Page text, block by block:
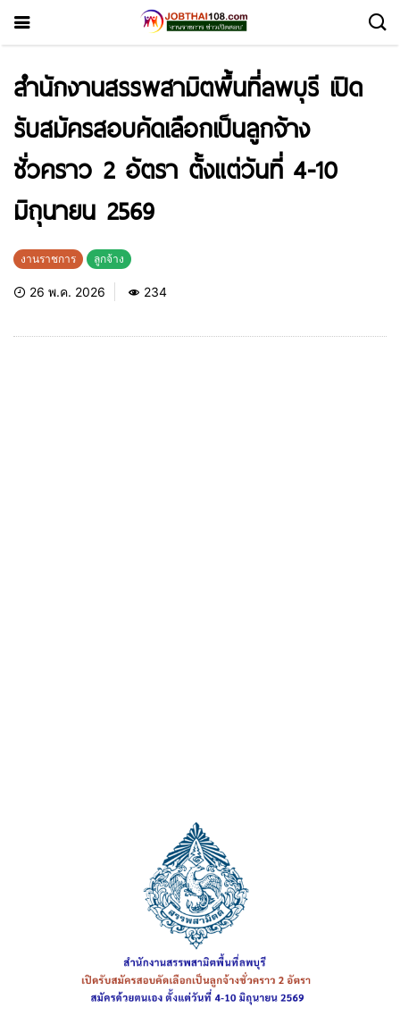
สำนักงานสรรพสามิตพื้นที่ลพบุรี เปิด
รับสมัครสอบคัดเลือกเป็นลูกจ้าง
ชั่วคราว 2 อัตรา ตั้งแต่วันที่ 4-10
มิถุนายน 2569
งานราชการ ลูกจ้าง
26 พ.ค. 2026 234